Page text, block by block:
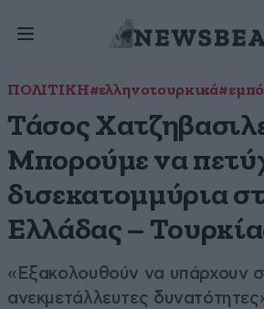
ΠΟΛΙΤΙΚΗ#ελληνοτουρκικά
Τάσος
Μπορούμε να
δισεκατομμύρια
Ελλάδας –
«Εξακολουθούν να υπάρχουν
ανεκμετάλλευτες